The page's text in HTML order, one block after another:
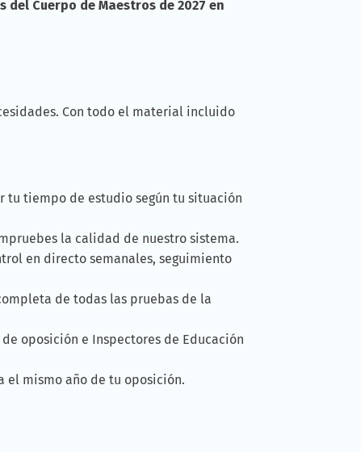
Cuerpo de Maestros de 2027 en
Con todo el material incluido
tu tiempo de estudio según tu situación
la calidad de nuestro sistema.
en directo semanales, seguimiento
de todas las pruebas de la
oposición e Inspectores de Educación
el mismo año de tu oposición.